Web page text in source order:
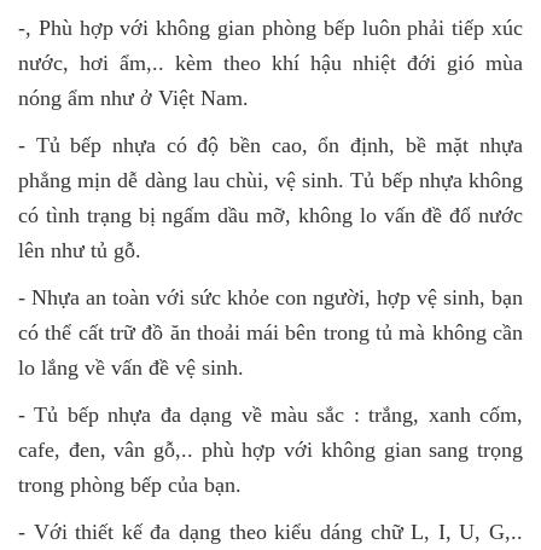
-, Phù hợp với không gian phòng bếp luôn phải tiếp xúc
nước, hơi ẩm,.. kèm theo khí hậu nhiệt đới gió mùa
nóng ẩm như ở Việt Nam.
- Tủ bếp nhựa có độ bền cao, ổn định, bề mặt nhựa
phẳng mịn dễ dàng lau chùi, vệ sinh. Tủ bếp nhựa không
có tình trạng bị ngấm dầu mỡ, không lo vấn đề đổ nước
lên như tủ gỗ.
- Nhựa an toàn với sức khỏe con người, hợp vệ sinh, bạn
có thể cất trữ đồ ăn thoải mái bên trong tủ mà không cần
lo lắng về vấn đề vệ sinh.
- Tủ bếp nhựa đa dạng về màu sắc : trắng, xanh cốm,
cafe, đen, vân gỗ,.. phù hợp với không gian sang trọng
trong phòng bếp của bạn.
- Với thiết kế đa dạng theo kiểu dáng chữ L, I, U, G,..